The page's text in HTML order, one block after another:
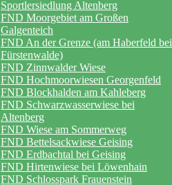
Sportlersiedlung Altenberg
FND Moorgebiet am Großen
Galgenteich
FND An der Grenze (am Haberfeld bei
Fürstenwalde)
FND Zinnwalder Wiese
FND Hochmoorwiesen Georgenfeld
FND Blockhalden am Kahleberg
FND Schwarzwasserwiese bei
Altenberg
FND Wiese am Sommerweg
FND Bettelsackwiese Geising
FND Erdbachtal bei Geising
FND Hirtenwiese bei Löwenhain
FND Schlosspark Frauenstein